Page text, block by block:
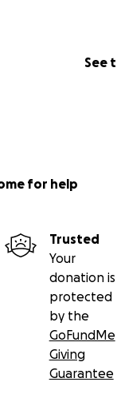
See
for help
Trusted
Your
donation is
protected
by the
GoFundMe
Giving
Guarantee